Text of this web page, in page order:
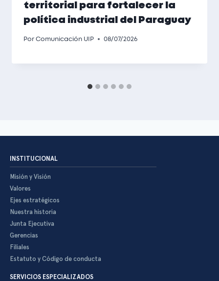
territorial para fortalecer la
política industrial del Paraguay
PorComunicación UIP 08/07/2026
INSTITUCIONAL
Misión y Visión
Valores
Ejes estratégicos
Nuestra historia
Junta Ejecutiva
Gerencias
Filiales
Estatuto y Código de conducta
SERVICIOS ESPECIALIZADOS